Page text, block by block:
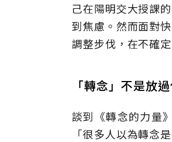
己在陽明交大授課
到焦慮。然而面對
調整步伐，在不確
「轉念」不是放
談到《轉念的力量
「很多人以為轉念